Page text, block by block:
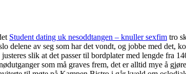
Student dating uk nesoddtangen – knuller sexfim tro
delene av seg som har det vondt, og jobbe med det,
slik at det passer til bordplater med lengde fra
som må graves frem, det er alltid mye å